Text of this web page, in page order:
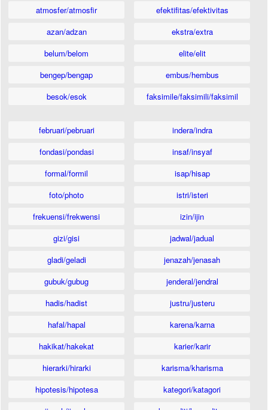
atmosfer/atmosfir
azan/adzan
belum/belom
bengep/bengap
besok/esok
efektifitas/efektivitas
ekstra/extra
elite/elit
embus/hembus
faksimile/faksimili/faksimil
februari/pebruari
fondasi/pondasi
formal/formil
foto/photo
frekuensi/frekwensi
gizi/gisi
gladi/geladi
gubuk/gubug
hadis/hadist
hafal/hapal
hakikat/hakekat
hierarki/hirarki
hipotesis/hipotesa
indera/indra
insaf/insyaf
isap/hisap
istri/isteri
izin/ijin
jadwal/jadual
jenazah/jenasah
jenderal/jendral
justru/justeru
karena/karna
karier/karir
karisma/kharisma
kategori/katagori